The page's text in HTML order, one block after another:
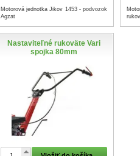
Motorová jednotka Jikov 1453 - podvozok
Agzat
Nastaviteľné rukoväte Vari
spojka 80mm